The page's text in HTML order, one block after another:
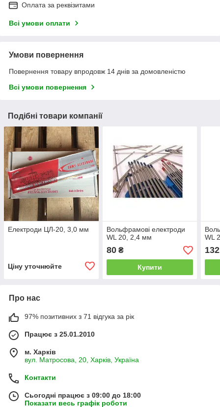
Оплата за реквізитами
Всі умови оплати
Умови повернення
Повернення товару впродовж 14 днів за домовленістю
Всі умови повернення
Подібні товари компанії
Електроди ЦЛ-20, 3,0 мм
Ціну уточнюйте
Вольфрамові електроди
WL 20, 2,4 мм
80₴
Купити
WL
132
Про нас
97% позитивних з 71 відгука за рік
Працює з 25.01.2010
м. Харків
вул. Матросова, 20, Харків, Україна
Контакти
Сьогодні працює з 09:00 до 18:00
Показати весь графік роботи